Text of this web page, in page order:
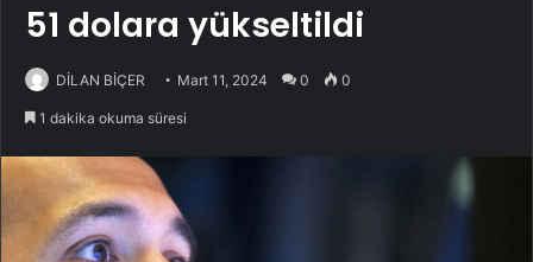
51 dolara yükseltildi
DİLAN BİÇER Mart 11, 2024 0 0
1 dakika okuma süresi